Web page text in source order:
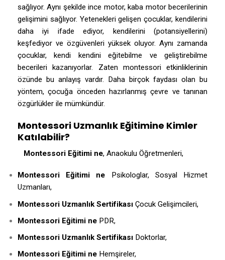
sağlıyor. Aynı şekilde ince motor, kaba motor becerilerinin
gelişimini sağlıyor. Yetenekleri gelişen çocuklar, kendilerini
daha iyi ifade ediyor, kendilerini (potansiyellerini)
keşfediyor ve özgüvenleri yüksek oluyor. Aynı zamanda
çocuklar, kendi kendini eğitebilme ve geliştirebilme
becerileri kazanıyorlar. Zaten montessori etkinliklerinin
özünde bu anlayış vardır. Daha birçok faydası olan bu
yöntem, çocuğa önceden hazırlanmış çevre ve tanınan
özgürlükler ile mümkündür.
Montessori Uzmanlık Eğitimine Kimler
Katılabilir?
Montessori Eğitimi ne, Anaokulu Öğretmenleri,
Montessori Eğitimi ne
Psikologlar, Sosyal Hizmet
Uzmanları,
Montessori Uzmanlık Sertifikası Çocuk Gelişimcileri,
Montessori Eğitimi ne PDR,
Montessori Uzmanlık Sertifikası Doktorlar,
Montessori Eğitimi ne Hemşireler,